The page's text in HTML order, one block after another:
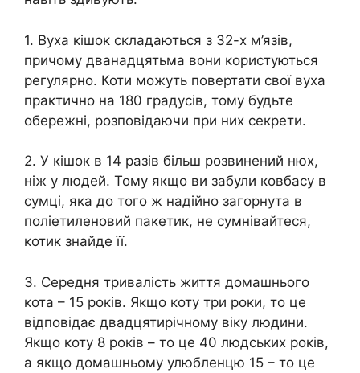
1. Вуха кішок складаються з 32-х м’язів,
причому дванадцятьма вони користуються
регулярно. Коти можуть повертати свої вуха
практично на 180 градусів, тому будьте
обережні, розповідаючи при них секрети.
2. У кішок в 14 разів більш розвинений нюх,
ніж у людей. Тому якщо ви забули ковбасу в
сумці, яка до того ж надійно загорнута в
поліетиленовий пакетик, не сумнівайтеся,
котик знайде її.
3. Середня тривалість життя домашнього
кота – 15 років. Якщо коту три роки, то це
відповідає двадцятирічному віку людини.
Якщо коту 8 років – то це 40 людських років,
а якщо домашньому улюбленцю 15 – то це